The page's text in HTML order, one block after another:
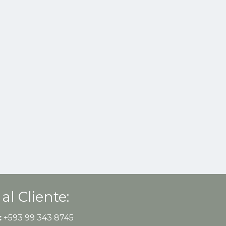
Cliente:
+593 99 343 8745